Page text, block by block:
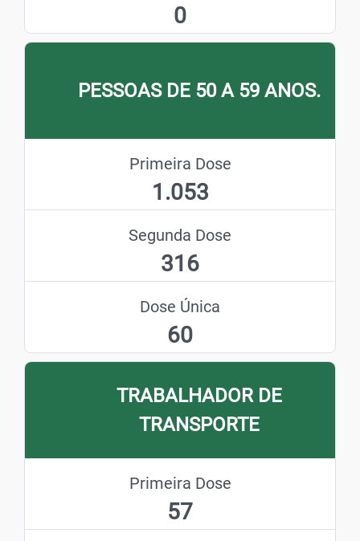
0
PESSOAS DE 50 A 59 ANOS.
Primeira Dose
1.053
Segunda Dose
316
Dose Única
60
TRABALHADOR DE
TRANSPORTE
Primeira Dose
57